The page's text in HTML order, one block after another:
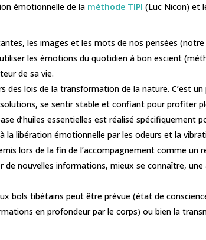
émotionnelle de la méthode TIPI (Luc Nicon) et
les images et les mots de nos pensées
les émotions du quotidien à bon escient
de sa vie.
des lois de la transformation de la nature. C’est
se sentir stable et confiant pour profiter
d’huiles essentielles est réalisé spécifiquement
la libération émotionnelle par les odeurs et la
lors de la fin de l’accompagnement comme un
de nouvelles informations, mieux se connaître,
bols tibétains peut être prévue (état de
en profondeur par le corps) ou bien la